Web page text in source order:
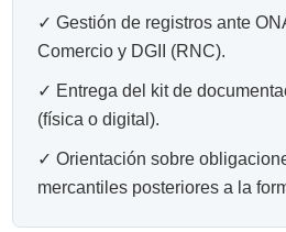
✓ Gestión de registros ante
Comercio y DGII (RNC).
✓ Entrega del kit de
(física o digital).
✓ Orientación sobre
mercantiles posteriores a la